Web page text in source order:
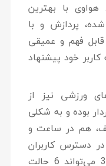
هواوی با بهترین
پردازش و با
قابل فهم و عمیقی
خود پیشنهاد
ورزشی نیز از
بوده و به شکلی
هم در ساعت و
هم در نرم‌افزار Huawei Health در دسترس کاربران
قرار دارند. ساعت هوشمند واچ 3 می‌تواند 6 حالت